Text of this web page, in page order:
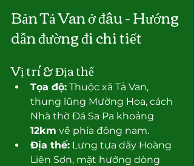
Bản Tả Van ở đâu - Hướng
dẫn đường đi chi tiết
Vị trí & Địa thế
Tọa độ: Thuộc xã Tả Van,
thung lũng Mường Hoa, cách
Nhà thờ Đá Sa Pa khoảng
12km về phía đông nam.
Địa thế: Lưng tựa dãy Hoàng
Liên Sơn, mặt hướng dòng